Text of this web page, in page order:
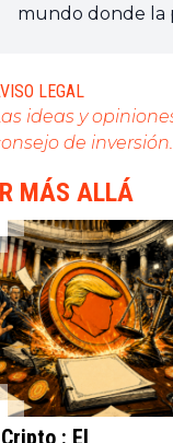
mundo donde la
LEGAL
ideas y
de
MÁS ALLÁ